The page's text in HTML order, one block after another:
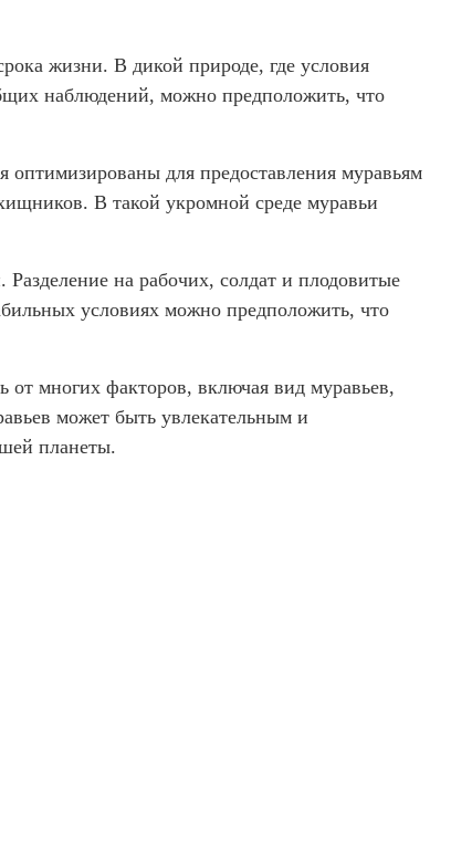
жизни. В дикой природе, где условия
наблюдений, можно предположить, что
для предоставления муравьям
В такой укромной среде муравьи
на рабочих, солдат и плодовитые
условиях можно предположить, что
многих факторов, включая вид муравьев,
может быть увлекательным и
планеты.